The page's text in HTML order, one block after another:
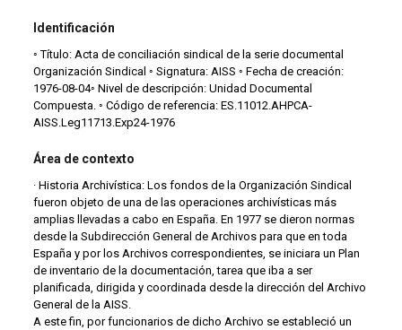
Identificación
◦ Título: Acta de conciliación sindical de la serie documental
Organización Sindical ◦ Signatura: AISS ◦ Fecha de creación:
1976-08-04◦ Nivel de descripción: Unidad Documental
Compuesta. ◦ Código de referencia: ES.11012.AHPCA-
AISS.Leg11713.Exp24-1976
Área de contexto
· Historia Archivística: Los fondos de la Organización Sindical
fueron objeto de una de las operaciones archivísticas más
amplias llevadas a cabo en España. En 1977 se dieron normas
desde la Subdirección General de Archivos para que en toda
España y por los Archivos correspondientes, se iniciara un Plan
de inventario de la documentación, tarea que iba a ser
planificada, dirigida y coordinada desde la dirección del Archivo
General de la AISS.
A este fin, por funcionarios de dicho Archivo se estableció un